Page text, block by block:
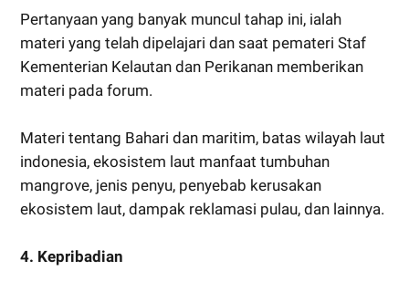
Pertanyaan yang banyak muncul tahap ini, ialah
materi yang telah dipelajari dan saat pemateri Staf
Kementerian Kelautan dan Perikanan memberikan
materi pada forum.
Materi tentang Bahari dan maritim, batas wilayah laut
indonesia, ekosistem laut manfaat tumbuhan
mangrove, jenis penyu, penyebab kerusakan
ekosistem laut, dampak reklamasi pulau, dan lainnya.
4. Kepribadian